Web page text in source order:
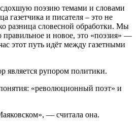
поэзию темами и словами
газетчика и писателя – это не
разница словесной обработки. Мы
правильное и новое, это «поэзия» —
этот путь идёт между газетными
является рупором политики.
«революционный поэт» и
— считала она.